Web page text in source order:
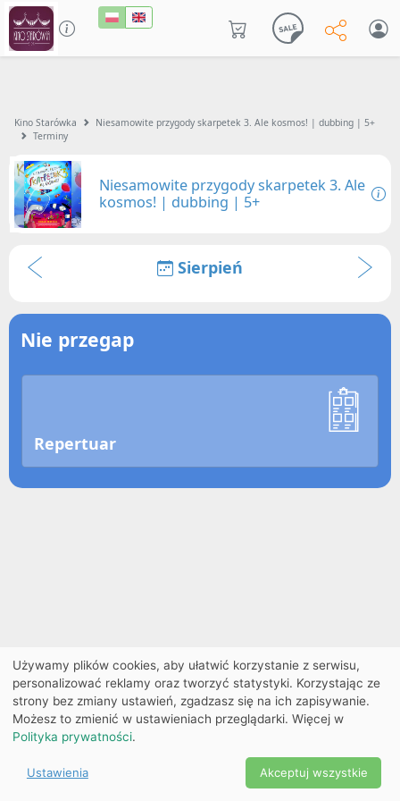
Kino Starówka
Niesamowite przygody skarpetek 3. Ale kosmos! | dubbing | 5+
Terminy
Niesamowite przygody skarpetek 3. Ale
kosmos! | dubbing | 5+
Sierpień
Nie przegap
Repertuar
Ekobilet2026 |
Ustawienia
cookies
2026
Używamy plików cookies, aby ułatwić korzystanie z serwisu,
personalizować reklamy oraz tworzyć statystyki. Korzystając ze
strony bez zmiany ustawień, zgadzasz się na ich zapisywanie.
Możesz to zmienić w ustawieniach przeglądarki. Więcej w
Polityka prywatności.
Ustawienia Akceptuj wszystkie